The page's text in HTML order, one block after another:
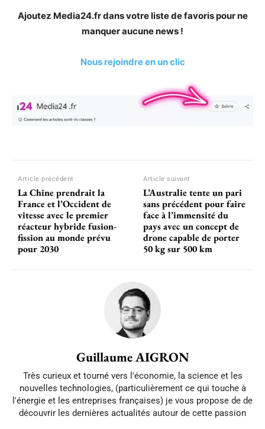
Ajoutez Media24.fr dans votre liste de favoris pour ne
manquer aucune news !
Nous rejoindre en un clic
Article précédent
La Chine prendrait la
France et l’Occident de
vitesse avec le premier
réacteur hybride fusion-
fission au monde prévu
pour 2030
Article suivant
L’Australie tente un pari
sans précédent pour faire
face à l’immensité du
pays avec un concept de
drone capable de porter
50 kg sur 500 km
Guillaume AIGRON
Très curieux et tourné vers l'économie, la science et les
nouvelles technologies, (particulièrement ce qui touche à
l'énergie et les entreprises françaises) je vous propose de de
découvrir les dernières actualités autour de cette passion